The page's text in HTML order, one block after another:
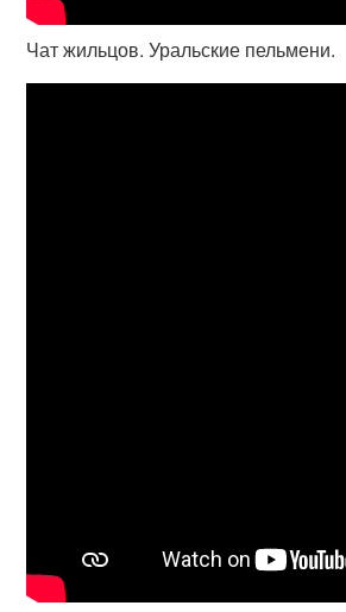
Чат жильцов. Уральские пельмени.